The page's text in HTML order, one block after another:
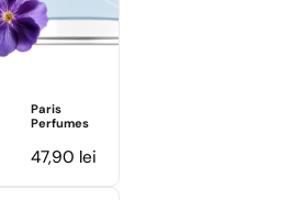
Paris
Perfumes
47,90 lei